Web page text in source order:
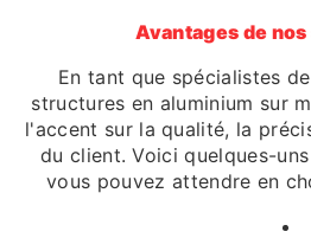
Avantages de
En tant que spécialistes
structures en aluminium sur
l'accent sur la qualité, la
du client. Voici quelques-
vous pouvez attendre en